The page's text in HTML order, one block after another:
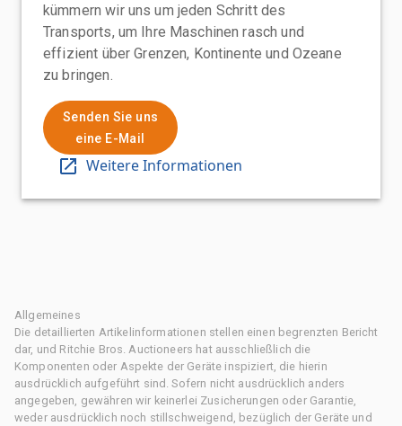
kümmern wir uns um jeden Schritt des
Transports, um Ihre Maschinen rasch und
effizient über Grenzen, Kontinente und Ozeane
zu bringen.
Senden Sie uns
eine E-Mail
Weitere Informationen
Allgemeines
Die detaillierten Artikelinformationen stellen einen begrenzten Bericht
dar, und Ritchie Bros. Auctioneers hat ausschließlich die
Komponenten oder Aspekte der Geräte inspiziert, die hierin
ausdrücklich aufgeführt sind. Sofern nicht ausdrücklich anders
angegeben, gewähren wir keinerlei Zusicherungen oder Garantie,
weder ausdrücklich noch stillschweigend, bezüglich der Geräte und